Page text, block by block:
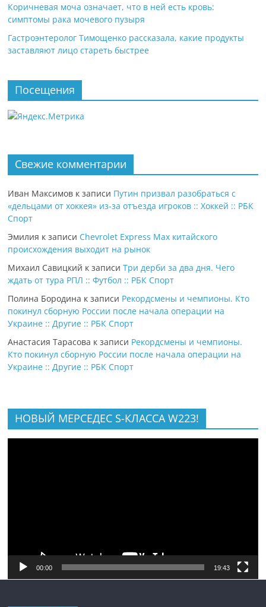
Коричневая моча означает, что в ней есть кровь:
симптомы рака мочевого пузыря
Гастроэнтеролог Тимощенко рассказала, какие продукты
заставляют лицо стареть быстрее
Посещения
Свежие комментарии
Иван Максимов к записи Путин призвал разобраться с
«дельцами от хоккея» из-за отъезда игроков :: Хоккей :: РБК
Спорт
Эмилия к записи Chevrolet Express Max китайского
происхождения выходит на рынок
Михаил Савицкий к записиТри дерби за два дня. Чего
ждать от тура РПЛ :: Футбол :: РБК Спорт
Полина Бородина к записи Рекордсмены и чемпионы. Кто
покинул сборную России после начала операции на
Украине :: Другие :: РБК Спорт
Анастасия Тарасова к записи Рекордсмены и чемпионы.
Кто покинул сборную России после начала операции на
Украине :: Другие :: РБК Спорт
НОВЫЙ МЕРСЕДЕС S-КЛАССА W223!
00:00 19:43